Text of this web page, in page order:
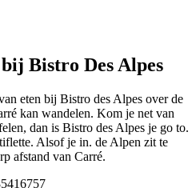
Bistro Des Alpes
eten bij Bistro des Alpes over de
kan wandelen. Kom je net van
dan is Bistro des Alpes je go to.
Alsof je in. de Alpen zit te
afstand van Carré.